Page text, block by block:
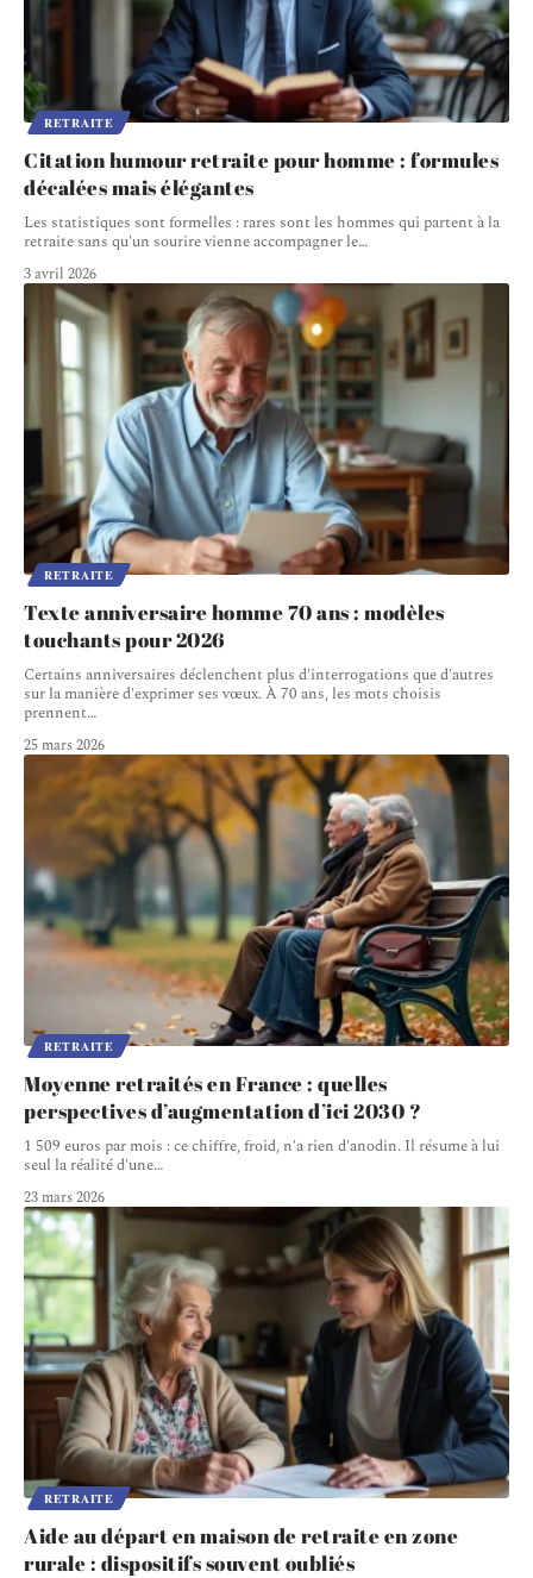
RETRAITE
Citation humour retraite pour homme : formules
décalées mais élégantes
Les statistiques sont formelles : rares sont les hommes qui partent à la
retraite sans qu'un sourire vienne accompagner le…
3 avril 2026
RETRAITE
Texte anniversaire homme 70 ans : modèles
touchants pour 2026
Certains anniversaires déclenchent plus d'interrogations que d'autres
sur la manière d'exprimer ses vœux. À 70 ans, les mots choisis
prennent…
25 mars 2026
RETRAITE
Moyenne retraités en France : quelles
perspectives d’augmentation d’ici 2030 ?
1 509 euros par mois : ce chiffre, froid, n'a rien d'anodin. Il résume à lui
seul la réalité d'une…
23 mars 2026
RETRAITE
Aide au départ en maison de retraite en zone
rurale : dispositifs souvent oubliés